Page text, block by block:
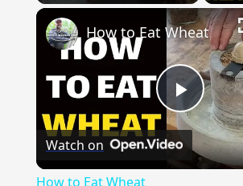
Fullscreen
Play
Video
How to Eat Wheat
Watch on
How to Eat Wheat